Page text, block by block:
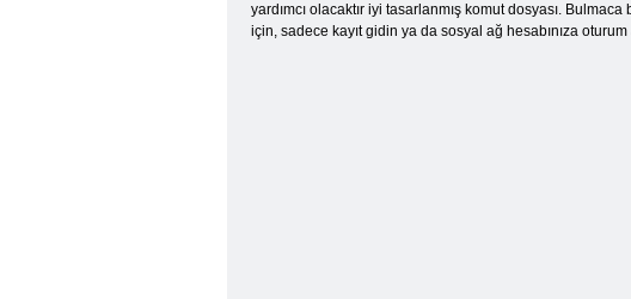
yardımcı olacaktır iyi tasarlanmış komut dosyası.
için, sadece kayıt gidin ya da sosyal ağ hesabınıza